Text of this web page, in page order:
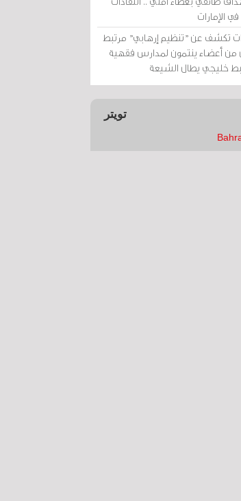
الإمارات
تكشف عن "تنظيم إرهابي" مرتبط
من أعضاء ينتمون لمدارس فقهية
خليجي يطال الشيعة
تويتر